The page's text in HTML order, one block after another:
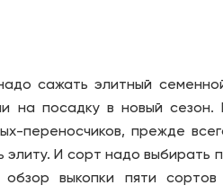
сажать элитный
на посадку в новый сезон.
переносчиков, прежде
элиту. И сорт надо выбирать
выкопки пяти сортов